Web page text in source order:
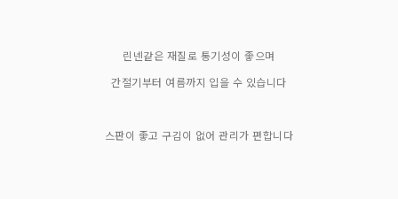
린넨같은 재질로 통기성이 좋으며
간절기부터 여름까지 입을 수 있습니다
스판이 좋고 구김이 없어 관리가 편합니다